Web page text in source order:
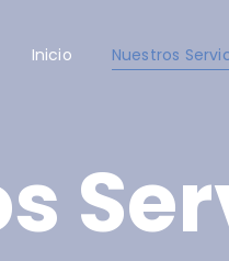
Inicio Nuestros